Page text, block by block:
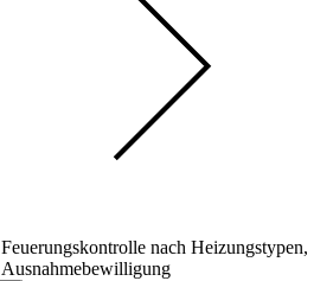
Feuerungskontrolle nach Heizungstypen,
Ausnahmebewilligung